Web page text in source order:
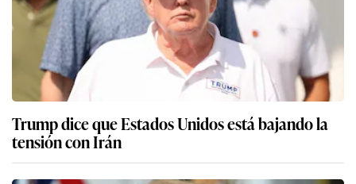
Trump dice que Estados Unidos está bajando la
tensión con Irán